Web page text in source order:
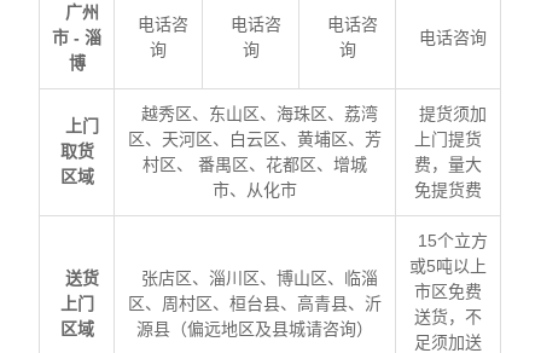
广州
市 - 淄
博
电话咨
询
电话咨
询
电话咨
询
电话咨询
上门
取货
区域
越秀区、东山区、海珠区、荔湾
区、天河区、白云区、黄埔区、芳
村区、 番禺区、花都区、增城
市、从化市
提货须加
上门提货
费，量大
免提货费
送货
上门
区域
张店区、淄川区、博山区、临淄
区、周村区、桓台县、高青县、沂
源县（偏远地区及县城请咨询）
15个立方
或5吨以上
市区免费
送货，不
足须加送